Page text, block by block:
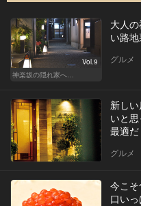
Vol.9
神楽坂の隠れ家へ…
大人
い路
グルメ
新し
いと
最適だ
グルメ
今こ
口い